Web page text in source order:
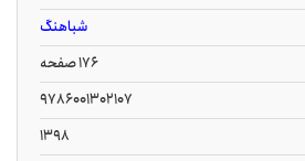
شباهنگ
176 صفحه
9786001302107
1398